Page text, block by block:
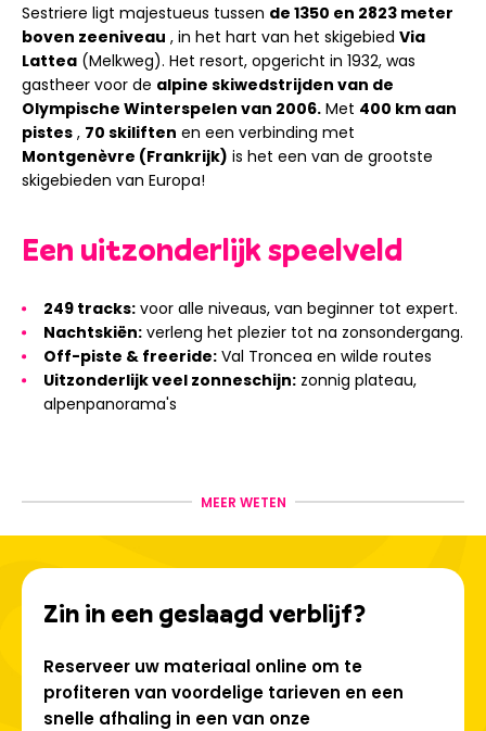
Sestriere ligt majestueus tussen de 1350 en 2823 meter
boven zeeniveau , in het hart van het skigebied Via
Lattea (Melkweg). Het resort, opgericht in 1932, was
gastheer voor de alpine skiwedstrijden van de
Olympische Winterspelen van 2006. Met 400 km aan
pistes , 70 skiliften en een verbinding met
Montgenèvre (Frankrijk) is het een van de grootste
skigebieden van Europa!
Een uitzonderlijk speelveld
249 tracks: voor alle niveaus, van beginner tot expert.
Nachtskiën: verleng het plezier tot na zonsondergang.
Off-piste & freeride: Val Troncea en wilde routes
Uitzonderlijk veel zonneschijn: zonnig plateau,
alpenpanorama's
Een typisch dorp met charmante steegjes, restaurants
ski… Sestriere combineert
Olympische moderniteit
. Slechts 20 km van de
Franse grensen 2 uur van Turijn.
Gemakkelijke toegang
MEER WETEN
Zin in een geslaagd verblijf?
Reserveer uw materiaal online om te
profiteren van voordelige tarieven en een
snelle afhaling in een van onze